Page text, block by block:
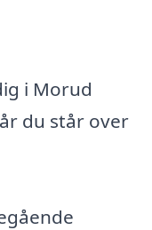
i Morud
du står over